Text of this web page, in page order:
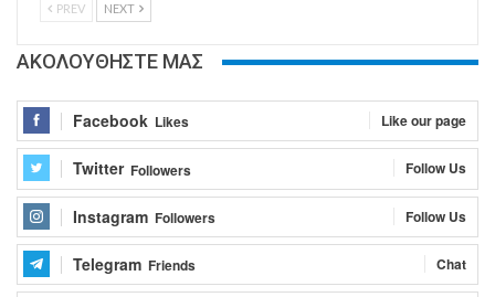
PREV NEXT
ΑΚΟΛΟΥΘΗΣΤΕ ΜΑΣ
Facebook Likes Like our page
Twitter Followers Follow Us
Instagram Followers Follow Us
Telegram Friends Chat